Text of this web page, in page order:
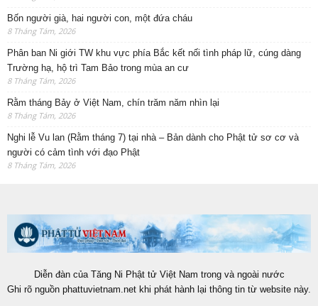
Bốn người già, hai người con, một đứa cháu
8 Tháng Tám, 2026
Phân ban Ni giới TW khu vực phía Bắc kết nối tình pháp lữ, cúng dàng
Trường hạ, hộ trì Tam Bảo trong mùa an cư
8 Tháng Tám, 2026
Rằm tháng Bảy ở Việt Nam, chín trăm năm nhìn lại
8 Tháng Tám, 2026
Nghi lễ Vu lan (Rằm tháng 7) tại nhà – Bản dành cho Phật tử sơ cơ và
người có cảm tình với đạo Phật
8 Tháng Tám, 2026
Diễn đàn của Tăng Ni Phật tử Việt Nam trong và ngoài nước
Ghi rõ nguồn phattuvietnam.net khi phát hành lại thông tin từ website này.